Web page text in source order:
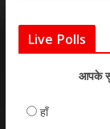
Live Polls
आपके
हाँ